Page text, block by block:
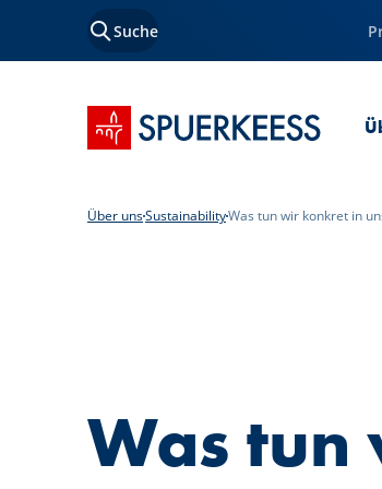
Suche
Startseite SPUERKEESS
Über unsSustainabilityWas tun wir konkret in
Was tun